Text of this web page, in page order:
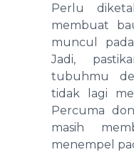
Perlu
membuat
muncul
Jadi,
tubuhmu
tidak lagi
Percuma
masih
menempel